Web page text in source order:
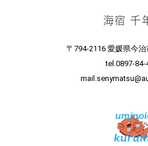
海宿 千
〒794-2116 愛媛県今
tel.0897-84-